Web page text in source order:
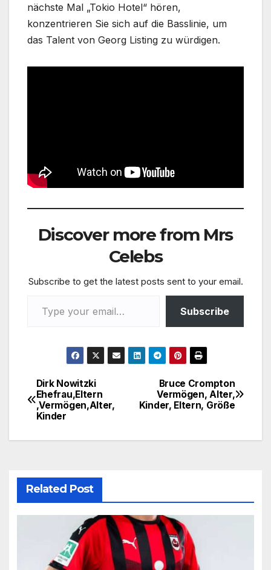
nächste Mal „Tokio Hotel“ hören,
konzentrieren Sie sich auf die Basslinie, um
das Talent von Georg Listing zu würdigen.
Discover more from Mrs
Celebs
Subscribe to get the latest posts sent to your email.
Subscribe
Post
navigation
Bruce Crompton
Vermögen, Alter,
Kinder, Eltern, Größe
Dirk Nowitzki
Ehefrau,Eltern
,Vermögen,Alter,
Kinder
Related Post